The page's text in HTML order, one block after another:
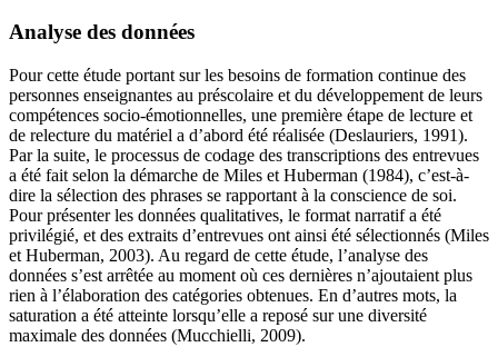
Analyse des données
Pour cette étude portant sur les besoins de formation continue des
personnes enseignantes au préscolaire et du développement de leurs
compétences socio-émotionnelles, une première étape de lecture et
de relecture du matériel a d’abord été réalisée (Deslauriers, 1991).
Par la suite, le processus de codage des transcriptions des entrevues
a été fait selon la démarche de Miles et Huberman (1984), c’est-à-
dire la sélection des phrases se rapportant à la conscience de soi.
Pour présenter les données qualitatives, le format narratif a été
privilégié, et des extraits d’entrevues ont ainsi été sélectionnés (Miles
et Huberman, 2003). Au regard de cette étude, l’analyse des
données s’est arrêtée au moment où ces dernières n’ajoutaient plus
rien à l’élaboration des catégories obtenues. En d’autres mots, la
saturation a été atteinte lorsqu’elle a reposé sur une diversité
maximale des données (Mucchielli, 2009).